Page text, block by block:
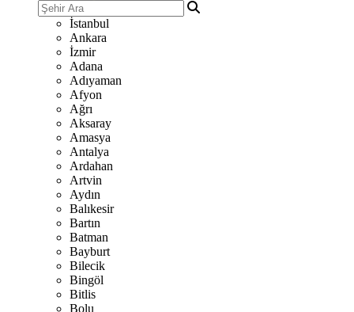
İstanbul
Ankara
İzmir
Adana
Adıyaman
Afyon
Ağrı
Aksaray
Amasya
Antalya
Ardahan
Artvin
Aydın
Balıkesir
Bartın
Batman
Bayburt
Bilecik
Bingöl
Bitlis
Bolu